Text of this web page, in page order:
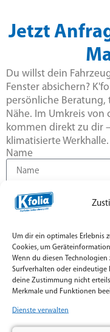
Um dir ein optimales Erlebnis
Cookies, um
Wenn du diesen
Surfverhalten oder eindeutige
deine Zustimmung nicht
Merkmale und Funktionen
Dienste verwalten
Jetzt
Du willst dein
Fenster absichern?
persönliche Beratung,
Nähe. Im Umkreis von
kommen direkt zu dir
klimatisierte Werkhalle.
Name
E-Mail
Nachricht
Ich habe die
verstanden.